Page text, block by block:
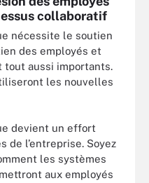
collaboratif
nécessite le soutien
des employés et
tout aussi importants.
les nouvelles
devient un effort
de l’entreprise. Soyez
les systèmes
aux employés